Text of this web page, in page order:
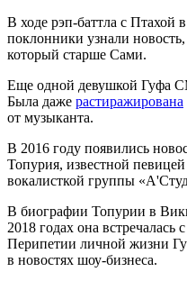
В ходе рэп-баттла c Птахой
поклонники узнали
который старше Сами.
Еще одной девушкой Гуфа
Была даже растиражирована
от музыканта.
В 2016 году появились
Топурия, известной
вокалисткой группы
В биографии Топурии в
2018 годах она
Перипетии личной жизни
в новостях шоу-бизнеса.